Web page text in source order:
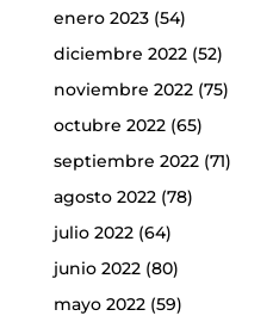
enero 2023(54)
diciembre 2022(52)
noviembre 2022(75)
octubre 2022(65)
septiembre 2022(71)
agosto 2022(78)
julio 2022(64)
junio 2022(80)
mayo 2022(59)